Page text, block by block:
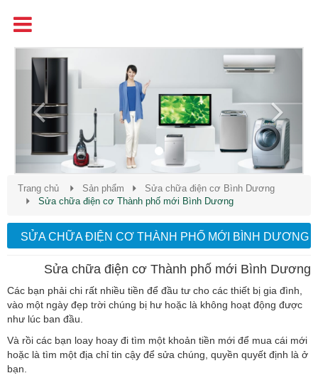
Previous
Trang chủ Sản phẩm
Sửa chữa điện cơ Bình Dương
Sửa chữa điện cơ Thành phố mới Bình Dương
SỬA CHỮA ĐIỆN CƠ THÀNH PHỐ MỚI BÌNH DƯƠNG
Sửa chữa điện cơ Thành phố mới Bình Dương
Các bạn phải chi rất nhiều tiền để đầu tư cho các thiết bị gia đình,
vào một ngày đẹp trời chúng bị hư hoặc là không hoạt động được
như lúc ban đầu.
Và rồi các bạn loay hoay đi tìm một khoản tiền mới để mua cái mới
hoặc là tìm một địa chỉ tin cậy để sửa chúng, quyền quyết định là ở
bạn.